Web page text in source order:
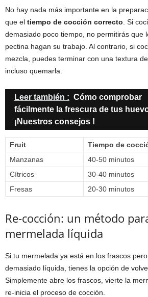
No hay nada más importante en la
que el tiempo de cocción correcto . Si
demasiado poco tiempo, no permitirás que
pectina hagan su trabajo. Al contrario, si
mezcla, puedes terminar con una textura
incluso quemarla.
Leer también : Cómo comprobar
fácilmente la frescura de tus
¡Nuestros consejos !
Fruit
Tiempo de
Manzanas
40-50 minutos
Cítricos
30-40 minutos
Fresas
20-30 minutos
Re-cocción: un método
mermelada líquida
Si tu mermelada ya está en los frascos
demasiado líquida, tienes la opción de
Simplemente abre los frascos, vierte la
re-inicia el proceso de cocción.